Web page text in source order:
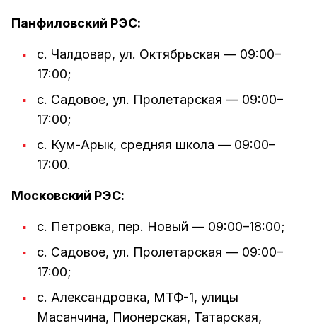
Панфиловский РЭС:
с. Чалдовар, ул. Октябрьская — 09:00–
17:00;
с. Садовое, ул. Пролетарская — 09:00–
17:00;
с. Кум-Арык, средняя школа — 09:00–
17:00.
Московский РЭС:
с. Петровка, пер. Новый — 09:00–18:00;
с. Садовое, ул. Пролетарская — 09:00–
17:00;
с. Александровка, МТФ-1, улицы
Масанчина, Пионерская, Татарская,